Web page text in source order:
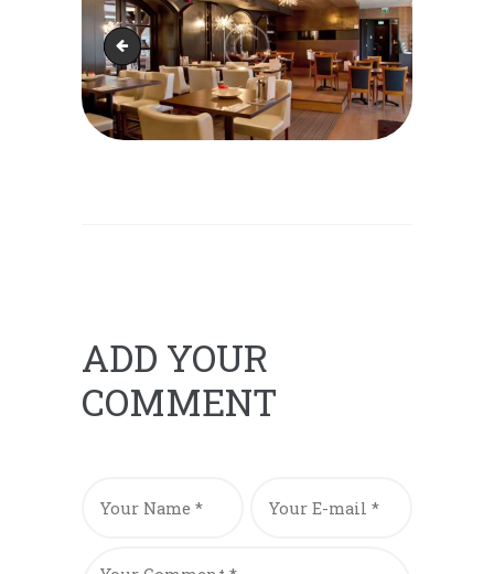
image-07-copyright
ADD YOUR
COMMENT